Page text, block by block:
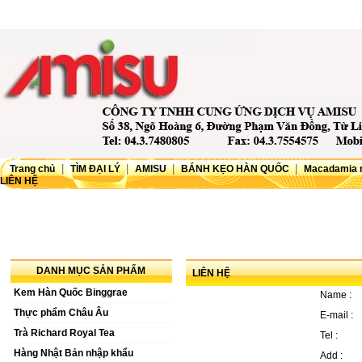
Trang chủ | TÌM ĐẠI LÝ | AMISU | BÁNH KẸO HÀN QUỐC | Macadamia
LIÊN HỆ
DANH MỤC SẢN PHẨM
Kem Hàn Quốc Binggrae
Thực phẩm Châu Âu
Trà Richard Royal Tea
Hàng Nhật Bản nhập khẩu
LIÊN HỆ
Name :
E-mail :
Tel :
Add :